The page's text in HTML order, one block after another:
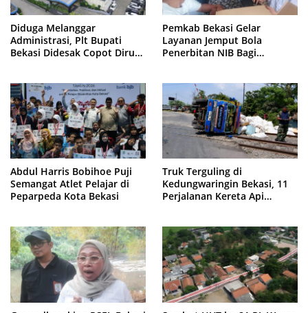
Diduga Melanggar
Administrasi, Plt Bupati
Bekasi Didesak Copot Dirum
Pemkab Bekasi Gelar
Layanan Jemput Bola
Penerbitan NIB Bagi
Abdul Harris Bobihoe Puji
Semangat Atlet Pelajar di
Peparpeda Kota Bekasi
Truk Terguling di
Kedungwaringin Bekasi, 11
Perjalanan Kereta Api